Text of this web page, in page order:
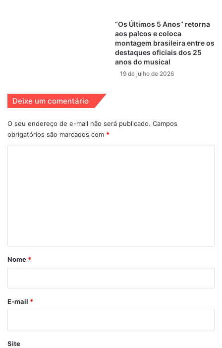
Cinema Disney
Longa
O Rei do Show
Remember Me
Viva - A Vida é Uma Festa
“Os Últimos 5 Anos” retorna
aos palcos e coloca
montagem brasileira entre os
destaques oficiais dos 25
anos do musical
19 de julho de 2026
Deixe um comentário
O seu endereço de e-mail não será publicado. Campos
obrigatórios são marcados com *
r
*
Nome *
E-mail *
Site